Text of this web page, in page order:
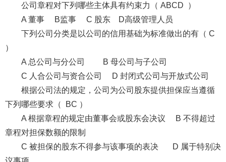
公司章程对下列哪些主体具有约束力（ ABCD ）
A 董事 B监事 C 股东 D高级管理人员
下列公司分类是以公司的信用基础为标准做出的有（ C
）
A 总公司与分公司 B 母公司与子公司
C 人合公司与资合公司 D 封闭式公司与开放式公司
根据公司法的规定，公司为公司股东提供担保应当遵循
下列哪些要求（ BC ）
A 根据章程的规定由董事会或股东会决议 B 不得超过
章程对担保数额的限制
C 被担保的股东不得参与该事项的表决 D 属于特别决